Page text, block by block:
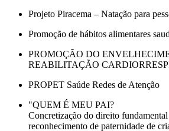
Projeto Piracema – Natação para
Promoção de hábitos alimentares
PROMOÇÃO DO
REABILITAÇÃO
PROPET Saúde Redes de Atenção
"QUEM É MEU PAI?
Concretização do direito
reconhecimento de paternidade de